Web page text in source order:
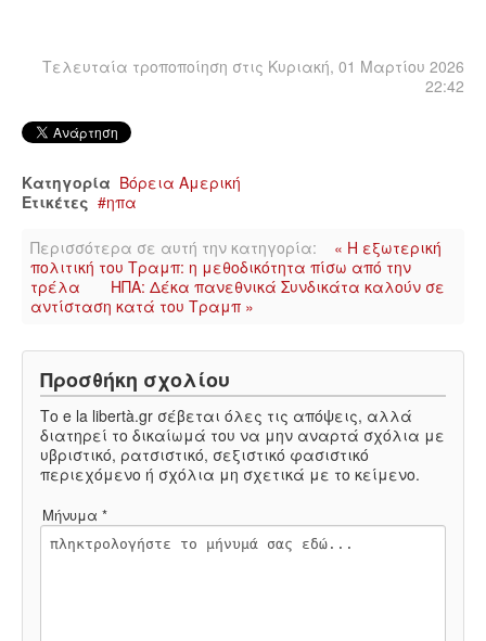
Τελευταία τροποποίηση στις Κυριακή, 01 Μαρτίου 2026
22:42
Κατηγορία Βόρεια Αμερική
Ετικέτες
ηπα
Περισσότερα σε αυτή την κατηγορία:
« Η εξωτερική
πολιτική του Τραμπ: η μεθοδικότητα πίσω από την
τρέλα
ΗΠΑ: Δέκα πανεθνικά Συνδικάτα καλούν σε
αντίσταση κατά του Τραμπ »
Προσθήκη σχολίου
Το e la libertà.gr σέβεται όλες τις απόψεις, αλλά
διατηρεί το δικαίωμά του να μην αναρτά σχόλια με
υβριστικό, ρατσιστικό, σεξιστικό φασιστικό
περιεχόμενο ή σχόλια μη σχετικά με το κείμενο.
Μήνυμα *